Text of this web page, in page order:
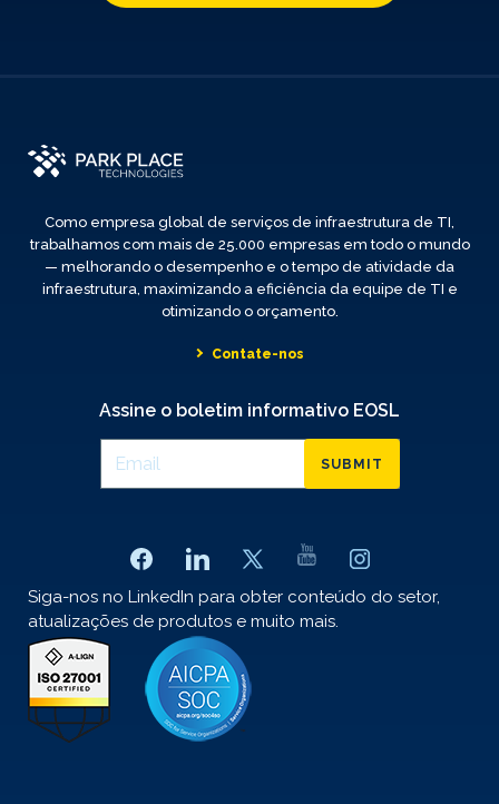
Como empresa global de serviços de infraestrutura de TI,
trabalhamos com mais de 25.000 empresas em todo o mundo
— melhorando o desempenho e o tempo de atividade da
infraestrutura, maximizando a eficiência da equipe de TI e
otimizando o orçamento.
Contate-nos
Assine o boletim informativo EOSL
SUBMIT
Siga-nos no LinkedIn para obter conteúdo do setor,
atualizações de produtos e muito mais.